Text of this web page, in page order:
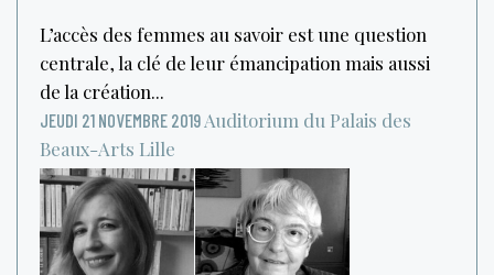
L’accès des femmes au savoir est une question
centrale, la clé de leur émancipation mais aussi
de la création...
JEUDI 21 NOVEMBRE 2019 Auditorium du Palais des
Beaux-Arts Lille